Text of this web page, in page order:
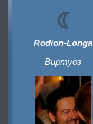
Rodion-Longa
Виртуоз